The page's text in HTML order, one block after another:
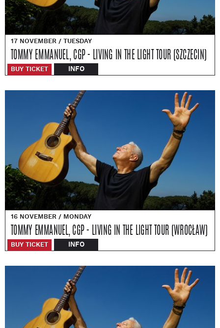
17 NOVEMBER / TUESDAY
TOMMY EMMANUEL, CGP - LIVING IN THE LIGHT TOUR (SZCZECIN)
BUY TICKET INFO
16 NOVEMBER / MONDAY
TOMMY EMMANUEL, CGP - LIVING IN THE LIGHT TOUR (WROCŁAW)
BUY TICKET INFO